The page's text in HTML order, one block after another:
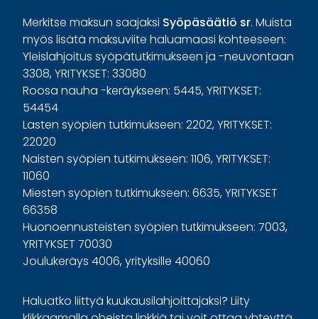
Merkitse maksun saajaksi Syöpäsäätiö sr. Muista
myös lisätä maksuviite haluamaasi kohteeseen:
Yleislahjoitus syöpätutkimukseen ja -neuvontaan
3308, YRITYKSET: 33080
Roosa nauha -keräykseen: 5445, YRITYKSET:
54454
Lasten syöpien tutkimukseen: 2202, YRITYKSET:
22020
Naisten syöpien tutkimukseen: 1106, YRITYKSET:
11060
Miesten syöpien tutkimukseen: 6635, YRITYKSET
66358
Huonoennusteisten syöpien tutkimukseen: 7003,
YRITYKSET 70030
Joulukeräys 4006, yrityksille 40060
Haluatko liittyä kuukausilahjoittajaksi? Liity